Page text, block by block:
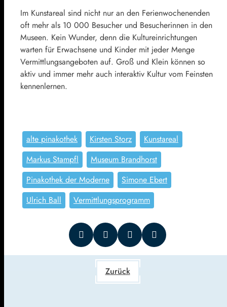
Im Kunstareal sind nicht nur an den Ferienwochenenden
oft mehr als 10 000 Besucher und Besucherinnen in den
Museen. Kein Wunder, denn die Kultureinrichtungen
warten für Erwachsene und Kinder mit jeder Menge
Vermittlungsangeboten auf. Groß und Klein können so
aktiv und immer mehr auch interaktiv Kultur vom Feinsten
kennenlernen.
alte pinakothek Kirsten Storz
Kunstareal
Markus Stampfl
Museum Brandhorst
Pinakothek der Moderne
Simone Ebert
Ulrich Ball
Vermittlungsprogramm
Zurück